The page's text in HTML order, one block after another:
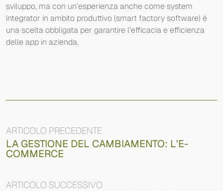
sviluppo, ma con un’esperienza anche come system
integrator in ambito produttivo (smart factory software) è
una scelta obbligata per garantire l’efficacia e efficienza
delle app in azienda.
ARTICOLO PRECEDENTE
LA GESTIONE DEL CAMBIAMENTO: L’E-
COMMERCE
ARTICOLO SUCCESSIVO